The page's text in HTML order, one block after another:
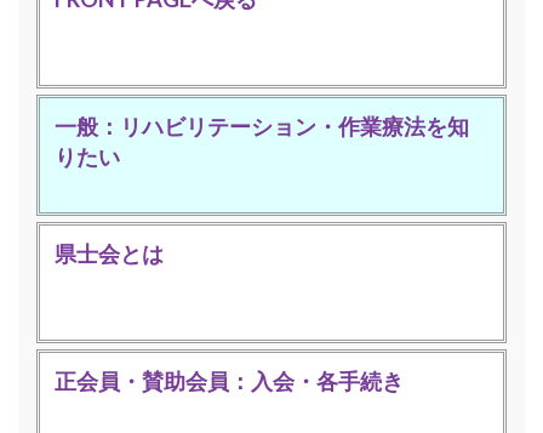
一般：リハビリテーション・作業療法を知
りたい
県士会とは
正会員・賛助会員：入会・各手続き